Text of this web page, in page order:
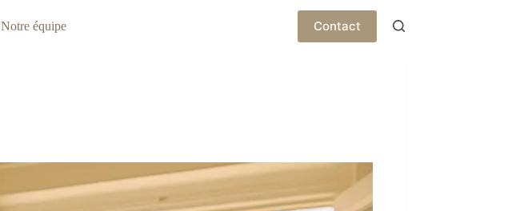
Notre équipe Contact